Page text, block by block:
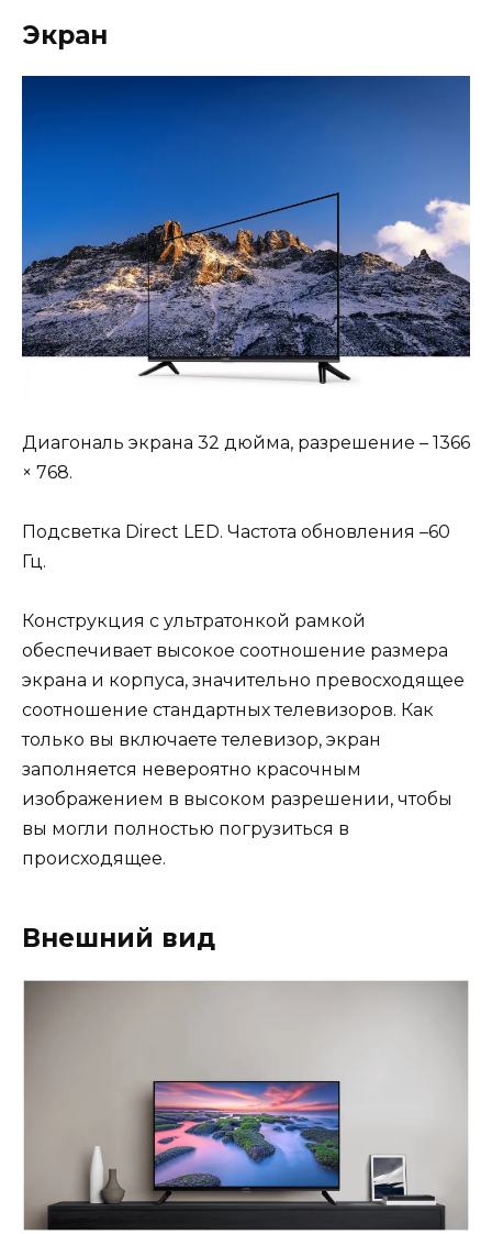
Экран
Диагональ экрана 32 дюйма, разрешение – 1366
× 768.
Подсветка Direct LED. Частота обновления –60
Гц.
Конструкция с ультратонкой рамкой
обеспечивает высокое соотношение размера
экрана и корпуса, значительно превосходящее
соотношение стандартных телевизоров. Как
только вы включаете телевизор, экран
заполняется невероятно красочным
изображением в высоком разрешении, чтобы
вы могли полностью погрузиться в
происходящее.
Внешний вид